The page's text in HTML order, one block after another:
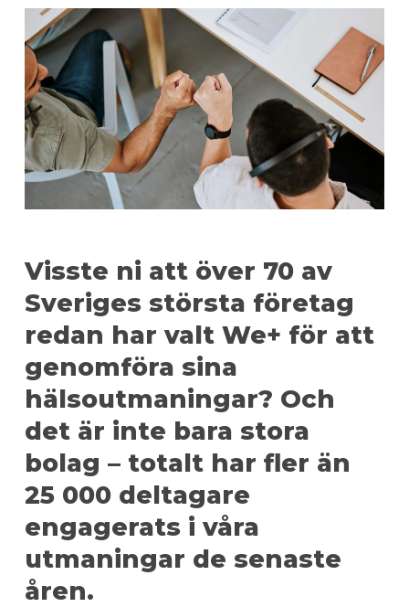
Visste ni att över 70 av
Sveriges största företag
redan har valt We+ för att
genomföra sina
hälsoutmaningar? Och
det är inte bara stora
bolag – totalt har fler än
25 000 deltagare
engagerats i våra
utmaningar de senaste
åren.